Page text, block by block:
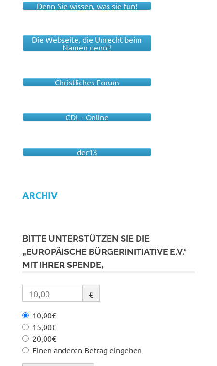
Denn Sie wissen, was sie tun!
Die Webseite, die Unrecht beim
Namen nennt!
Christliches Forum
CDL - Online
der13
ARCHIV
BITTE UNTERSTÜTZEN SIE DIE
„EUROPÄISCHE BÜRGERINITIATIVE E.V.“
MIT IHRER SPENDE,
€
10,00€
15,00€
20,00€
Einen anderen Betrag eingeben